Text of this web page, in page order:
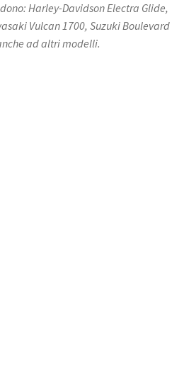
Harley-Davidson Electra Glide,
Vulcan 1700, Suzuki Boulevard
ad altri modelli.​